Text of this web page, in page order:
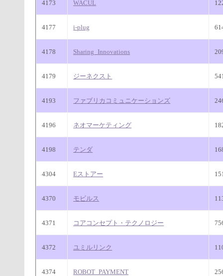
4173 WACUL
4177 i-plug
4178 Sharing_Innovations
4179 ジーネクスト
4193 ファブリカコミュニケーションズ
4196 ネオマーケティング
4198 テンダ
4304 Eストアー
4370 モビルス
4371 コアコンセプト・テクノロジー
4372 ユミルリンク
4374 ROBOT_PAYMENT